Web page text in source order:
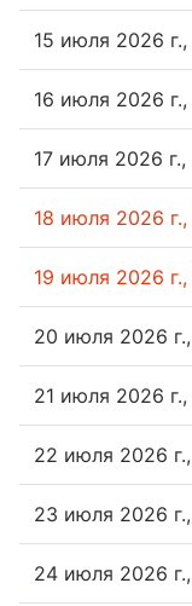
15 июля 2026 г.,
16 июля 2026 г.,
17 июля 2026 г.,
18 июля 2026 г.,
19 июля 2026 г.,
20 июля 2026 г.,
21 июля 2026 г.,
22 июля 2026 г.,
23 июля 2026 г.,
24 июля 2026 г.,